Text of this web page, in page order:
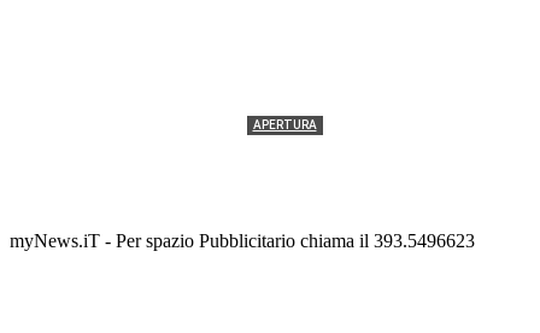
APERTURA
myNews.iT - Per spazio Pubblicitario chiama il 393.5496623